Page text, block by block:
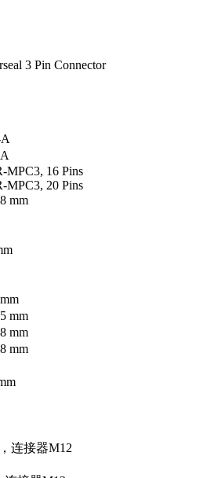
3 Pin Connector
MPC3, 16 Pins
MPC3, 20 Pins
mm
mm
mm
mm
连接器M12